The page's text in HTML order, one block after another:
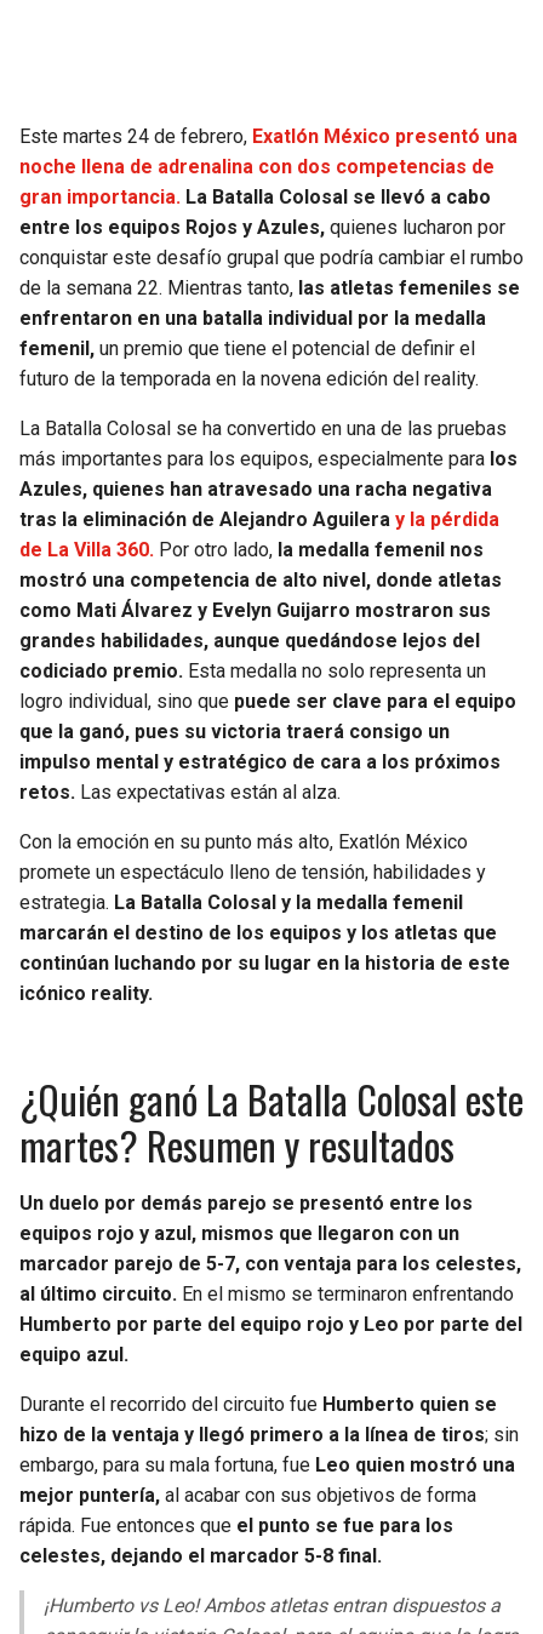
Este martes 24 de febrero, Exatlón México presentó una
noche llena de adrenalina con dos competencias de
gran importancia. La Batalla Colosal se llevó a cabo
entre los equipos Rojos y Azules, quienes lucharon por
conquistar este desafío grupal que podría cambiar el rumbo
de la semana 22. Mientras tanto, las atletas femeniles se
enfrentaron en una batalla individual por la medalla
femenil, un premio que tiene el potencial de definir el
futuro de la temporada en la novena edición del reality.
La Batalla Colosal se ha convertido en una de las pruebas
más importantes para los equipos, especialmente para los
Azules, quienes han atravesado una racha negativa
tras la eliminación de Alejandro Aguilera y la pérdida
de La Villa 360. Por otro lado, la medalla femenil nos
mostró una competencia de alto nivel, donde atletas
como Mati Álvarez y Evelyn Guijarro mostraron sus
grandes habilidades, aunque quedándose lejos del
codiciado premio. Esta medalla no solo representa un
logro individual, sino que puede ser clave para el equipo
que la ganó, pues su victoria traerá consigo un
impulso mental y estratégico de cara a los próximos
retos. Las expectativas están al alza.
Con la emoción en su punto más alto, Exatlón México
promete un espectáculo lleno de tensión, habilidades y
estrategia. La Batalla Colosal y la medalla femenil
marcarán el destino de los equipos y los atletas que
continúan luchando por su lugar en la historia de este
icónico reality.
¿Quién ganó La Batalla Colosal este
martes? Resumen y resultados
Un duelo por demás parejo se presentó entre los
equipos rojo y azul, mismos que llegaron con un
marcador parejo de 5-7, con ventaja para los celestes,
al último circuito. En el mismo se terminaron enfrentando
Humberto por parte del equipo rojo y Leo por parte del
equipo azul.
Durante el recorrido del circuito fue Humberto quien se
hizo de la ventaja y llegó primero a la línea de tiros; sin
embargo, para su mala fortuna, fue Leo quien mostró una
mejor puntería, al acabar con sus objetivos de forma
rápida. Fue entonces que el punto se fue para los
celestes, dejando el marcador 5-8 final.
¡Humberto vs Leo! Ambos atletas entran dispuestos a